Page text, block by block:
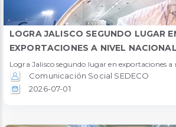
LOGRA JALISCO SEGUNDO LUGAR
EXPORTACIONES A NIVEL
Logra Jalisco segundo lugar en exportaciones a
Comunicación Social SEDECO
2026-07-01